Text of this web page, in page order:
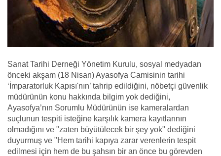
Sanat Tarihi Derneği Yönetim Kurulu, sosyal medyadan
önceki akşam (18 Nisan) Ayasofya Camisinin tarihi
‘İmparatorluk Kapısı'nın’ tahrip edildiğini, nöbetçi güvenlik
müdürünün konu hakkında bilgim yok dediğini,
Ayasofya’nın Sorumlu Müdürünün ise kameralardan
suçlunun tespiti isteğine karşılık kamera kayıtlarının
olmadığını ve "zaten büyütülecek bir şey yok" dediğini
duyurmuş ve "Hem tarihi kapıya zarar verenlerin tespit
edilmesi için hem de bu şahsın bir an önce bu görevden